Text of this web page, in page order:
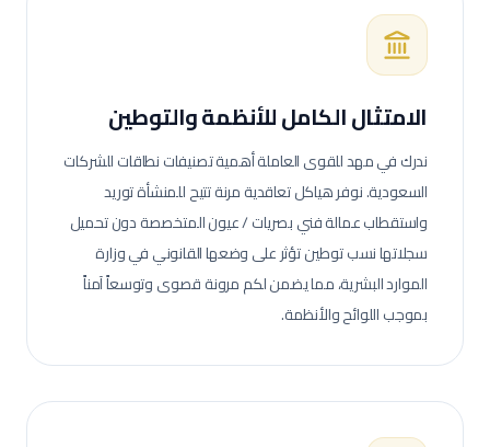
الامتثال الكامل للأنظمة والتوطين
ندرك في مهد للقوى العاملة أهمية تصنيفات نطاقات للشركات
السعودية. نوفر هياكل تعاقدية مرنة تتيح للمنشأة توريد
واستقطاب عمالةفني بصريات / عيونالمتخصصة دون تحميل
سجلاتها نسب توطين تؤثر على وضعها القانوني في وزارة
الموارد البشرية، مما يضمن لكم مرونة قصوى وتوسعاً آمناً
بموجب اللوائح والأنظمة.